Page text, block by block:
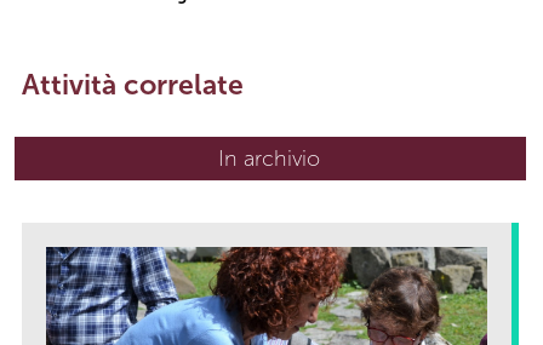
Attività correlate
In archivio